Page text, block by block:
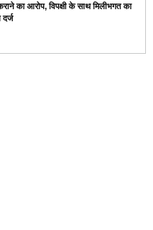
का आरोप, विपक्षी के साथ मिलीभगत का